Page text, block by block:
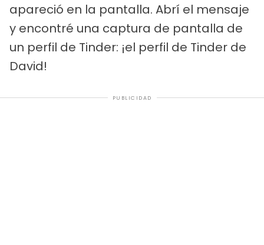
apareció en la pantalla. Abrí el mensaje
y encontré una captura de pantalla de
un perfil de Tinder: ¡el perfil de Tinder de
David!
PUBLICIDAD